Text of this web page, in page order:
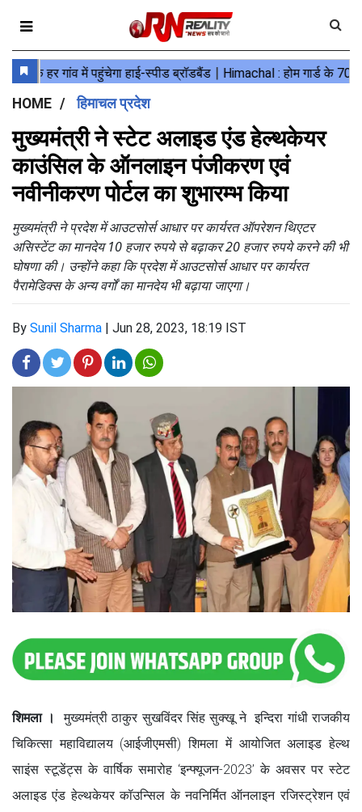
HOME हिमाचल प्रदेश
मुख्यमंत्री ने स्टेट अलाइड एंड हेल्थकेयर
काउंसिल के ऑनलाइन पंजीकरण एवं
नवीनीकरण पोर्टल का शुभारम्भ किया
मुख्यमंत्री ने प्रदेश में आउटसोर्स आधार पर कार्यरत ऑपरेशन थिएटर
असिस्टेंट का मानदेय 10 हजार रुपये से बढ़ाकर 20 हजार रुपये करने की भी
घोषणा की। उन्होंने कहा कि प्रदेश में आउटसोर्स आधार पर कार्यरत
पैरामेडिक्स के अन्य वर्गों का मानदेय भी बढ़ाया जाएगा।
By Sunil Sharma | Jun 28, 2023, 18:19 IST
शिमला ।
मुख्यमंत्री ठाकुर सुखविंदर सिंह सुक्खू ने इन्दिरा गांधी राजकीय
चिकित्सा महाविद्यालय (आईजीएमसी) शिमला में आयोजित अलाइड हेल्थ
साइंस स्टूडेंट्स के वार्षिक समारोह ‘इन्फ्यूजन-2023’ के अवसर पर स्टेट
अलाइड एंड हेल्थकेयर कॉउन्सिल के नवनिर्मित ऑनलाइन रजिस्ट्रेशन एवं